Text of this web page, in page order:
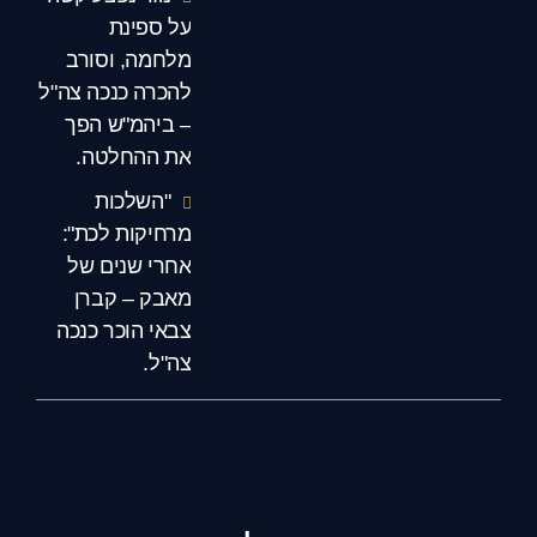
על ספינת
מלחמה, וסורב
להכרה כנכה צה"ל
– ביהמ"ש הפך
את ההחלטה.
"השלכות
מרחיקות לכת":
אחרי שנים של
מאבק – קברן
צבאי הוכר כנכה
צה"ל.